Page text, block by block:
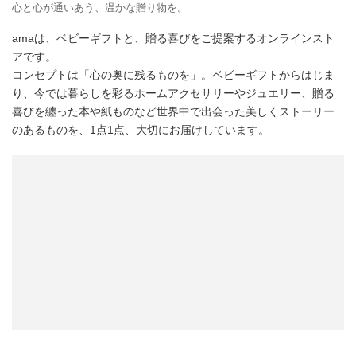
心と心が通いあう、温かな贈り物を。
amaは、ベビーギフトと、贈る喜びをご提案するオンラインスト
アです。
コンセプトは「心の奥に残るものを」。ベビーギフトからはじま
り、今では暮らしを彩るホームアクセサリーやジュエリー、贈る
喜びを纏った本や紙ものなど世界中で出会った美しくストーリー
のあるものを、1点1点、大切にお届けしています。